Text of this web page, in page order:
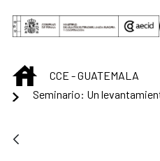
Saltar al contenido principal
INICIOCCE - GUATEMALA